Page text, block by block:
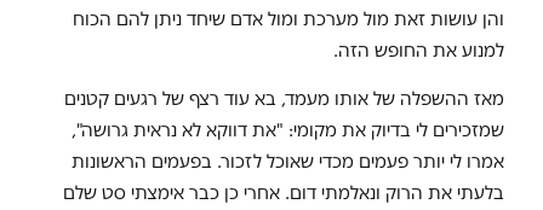
והן עושות זאת מול מערכת ומול אדם שיחד ניתן להם הכוח
למנוע את החופש הזה.
מאז ההשפלה של אותו מעמד, בא עוד רצף של רגעים קטנים
שמזכירים לי בדיוק את מקומי: "את דווקא לא נראית גרושה",
אמרו לי יותר פעמים מכדי שאוכל לזכור. בפעמים הראשונות
בלעתי את הרוק ונאלמתי דום. אחרי כן כבר אימצתי סט שלם